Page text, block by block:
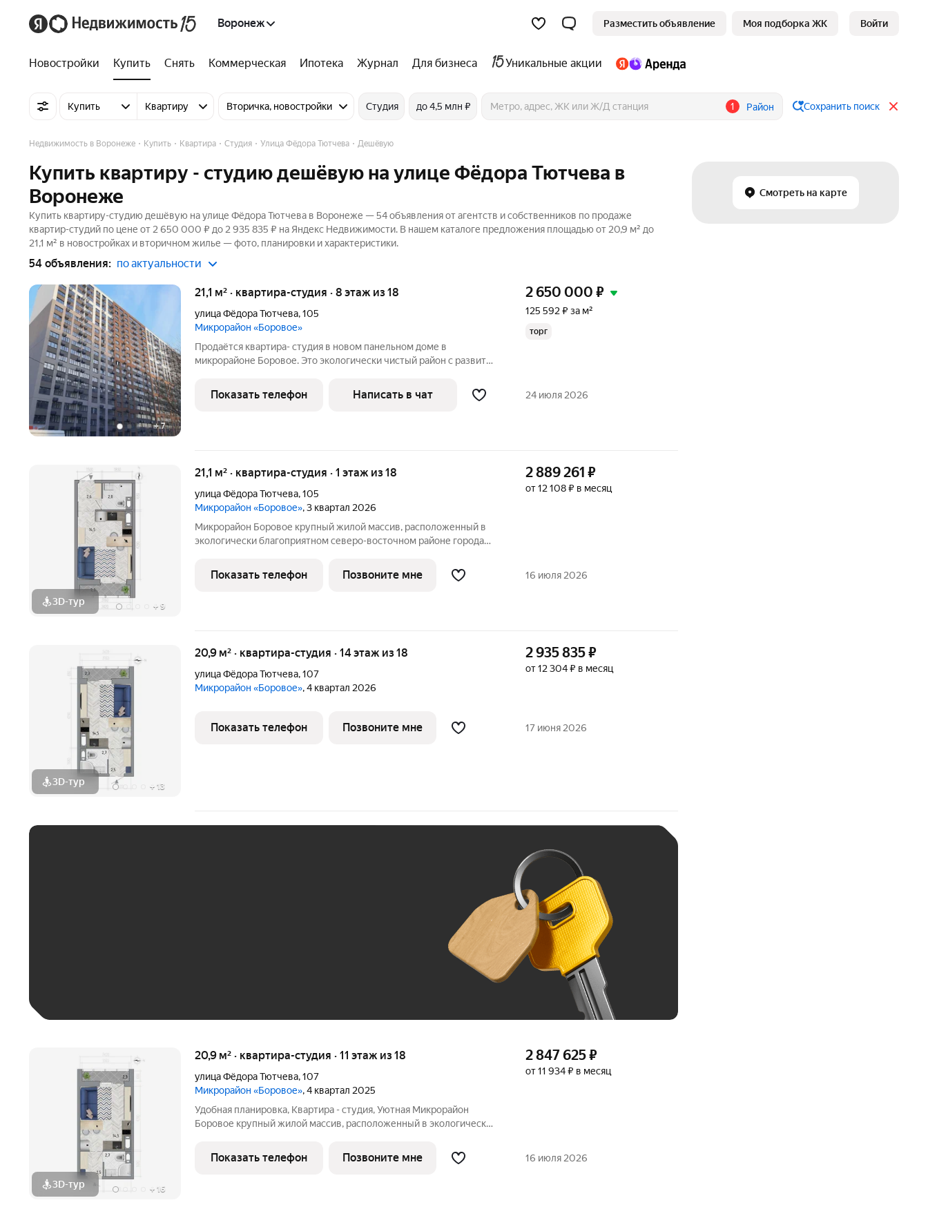
Воронеж Разместить объявление Моя подборка ЖК Войти
Новостройки Купить Снять Коммерческая Ипотека Журнал Для бизнеса Уникальные акции
Купить Квартиру Вторичка, новостройки Студия до 4,5 млн ₽ 1 Район Сохранить поиск
Смотреть на карте
Недвижимость в Воронеже Купить Квартира Студия Улица Фёдора Тютчева Дешёвую
Купить квартиру - студию дешёвую на улице Фёдора Тютчева в
Воронеже
Купить квартиру-студию дешёвую на улице Фёдора Тютчева в Воронеже — 54 объявления от агентств и собственников по продаже
квартир-студий по цене от 2 650 000 ₽ до 2 935 835 ₽ на Яндекс Недвижимости. В нашем каталоге предложения площадью от 20,9 м² до
21,1 м² в новостройках и вторичном жилье — фото, планировки и характеристики.
54 объявления: по актуальности
+7
21,1 м² · квартира-студия · 8 этаж из 18
улица Фёдора Тютчева,105
Микрорайон «Боровое»
Продаётся квартира- студия в новом панельном доме в
микрорайоне Боровое. Это экологически чистый район с развитой
площадка, рядом 2 детских сада. Отделка квартиры предчистовая
от застройщика.
2 650 000 ₽
125 592 ₽ за м²
торг
Показать телефон Написать в чат 24 июля 2026
3D-тур + 9
21,1 м² · квартира-студия · 1 этаж из 18
улица Фёдора Тютчева,105
Микрорайон «Боровое», 3 квартал 2026
Микрорайон Боровое крупный жилой массив, расположенный в
экологически благоприятном северо-восточном районе города
инфраструктурой и сервисами и расположен в особенном,
живописном месте у реки по
2 889 261 ₽
от 12 108 ₽ в месяц
Показать телефон Позвоните мне 16 июля 2026
3D-тур + 13
20,9 м² · квартира-студия · 14 этаж из 18
улица Фёдора Тютчева,107
Микрорайон «Боровое», 4 квартал 2026
2 935 835₽
от 12 304 ₽ в месяц
Показать телефон Позвоните мне 17 июня 2026
3D-тур + 16
20,9 м² · квартира-студия · 11 этаж из 18
улица Фёдора Тютчева,107
Микрорайон «Боровое», 4 квартал 2025
Удобная планировка, Квартира - студия, Уютная Микрорайон
Боровое крупный жилой массив, расположенный в экологически
Жилой комплекс располагает собственной инфраструктурой и
сервисами и
2 847 625₽
от 11 934 ₽ в месяц
Показать телефон Позвоните мне 16 июля 2026